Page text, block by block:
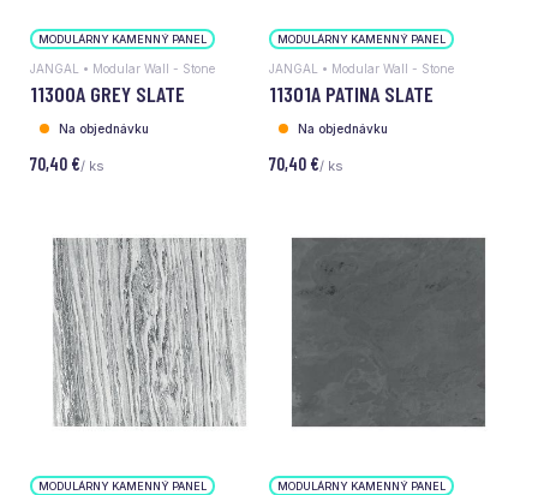
MODULÁRNY KAMENNÝ PANEL
JANGAL • Modular Wall - Stone
11300A GREY SLATE
Na objednávku
70,40 €/ ks
MODULÁRNY KAMENNÝ PANEL
JANGAL • Modular Wall - Stone
11301A PATINA SLATE
Na objednávku
70,40 €/ ks
MODULÁRNY KAMENNÝ PANEL MODULÁRNY KAMENNÝ PANEL